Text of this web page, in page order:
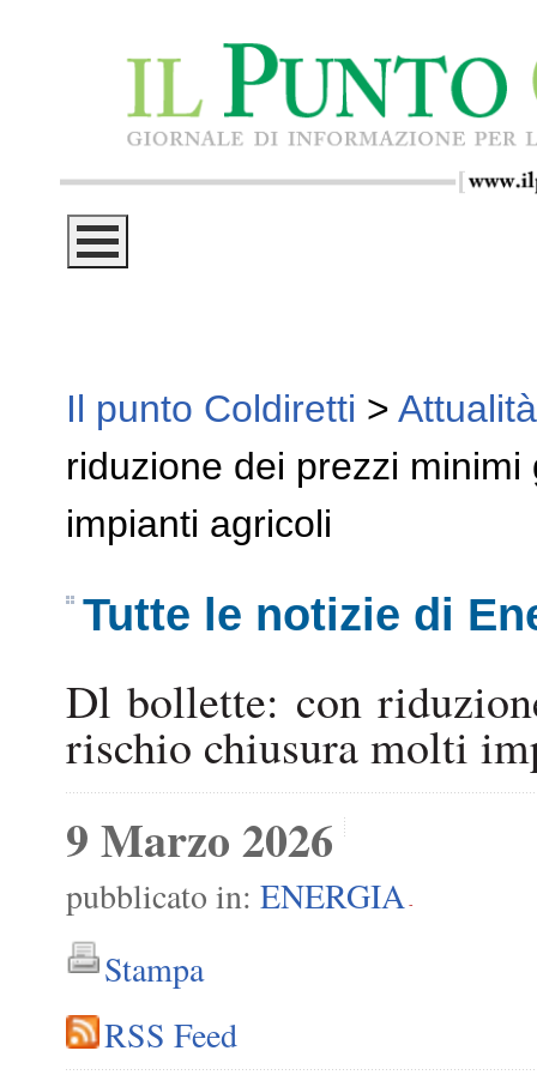
Il punto Coldiretti > Attualità
riduzione dei prezzi
impianti agricoli
Tutte le notizie di
Dl bollette: con
rischio chiusura molti
9 Marzo 2026
pubblicato in: ENERGIA -
Stampa
RSS Feed